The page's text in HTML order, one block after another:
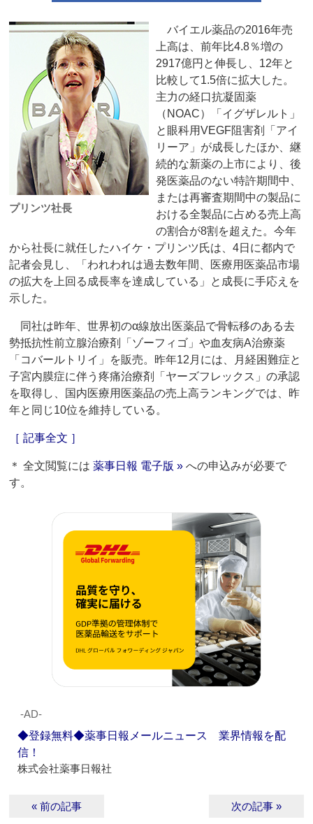
プリンツ社長
バイエル薬品の2016年売
上高は、前年比4.8％増の
2917億円と伸長し、12年と
比較して1.5倍に拡大した。
主力の経口抗凝固薬
（NOAC）「イグザレルト」
と眼科用VEGF阻害剤「アイ
リーア」が成長したほか、継
続的な新薬の上市により、後
発医薬品のない特許期間中、
または再審査期間中の製品に
おける全製品に占める売上高
の割合が8割を超えた。今年
から社長に就任したハイケ・プリンツ氏は、4日に都内で
記者会見し、「われわれは過去数年間、医療用医薬品市場
の拡大を上回る成長率を達成している」と成長に手応えを
示した。
同社は昨年、世界初のα線放出医薬品で骨転移のある去
勢抵抗性前立腺治療剤「ゾーフィゴ」や血友病A治療薬
「コバールトリイ」を販売。昨年12月には、月経困難症と
子宮内膜症に伴う疼痛治療剤「ヤーズフレックス」の承認
を取得し、国内医療用医薬品の売上高ランキングでは、昨
年と同じ10位を維持している。
［ 記事全文 ］
＊ 全文閲覧には薬事日報 電子版 » への申込みが必要で
す。
‐AD‐
◆登録無料◆薬事日報メールニュース 業界情報を配
信！
株式会社薬事日報社
« 前の記事 次の記事 »